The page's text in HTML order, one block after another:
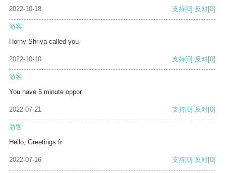
2022-10-18 支持[0] 反对[0]
游客
Horny Shriya called you
2022-10-10 支持[0] 反对[0]
游客
You have 5 minute oppor
2022-07-21 支持[0] 反对[0]
游客
Hello, Greetings fr
2022-07-16 支持[0] 反对[0]